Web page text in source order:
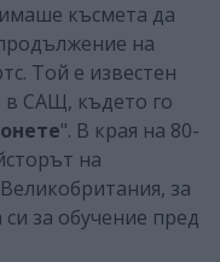
късмета да
на
Той е известен
в САЩ, където го
". В края на 80-
на
за
за обучение пред